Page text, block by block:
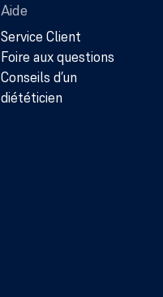
Aide
Service Client
Foire aux questions
Conseils d’un
diététicien